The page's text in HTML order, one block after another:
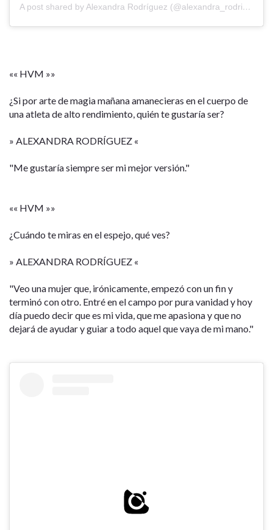
A post shared by Alexandra Rodríguez (@alexandra_rodriguez85)
«« HVM »»
¿Si por arte de magia mañana amanecieras en el cuerpo de
una atleta de alto rendimiento, quién te gustaría ser?
» ALEXANDRA RODRÍGUEZ «
"Me gustaría siempre ser mi mejor versión."
«« HVM »»
¿Cuándo te miras en el espejo, qué ves?
» ALEXANDRA RODRÍGUEZ «
"Veo una mujer que, irónicamente, empezó con un fin y
terminó con otro. Entré en el campo por pura vanidad y hoy
día puedo decir que es mi vida, que me apasiona y que no
dejará de ayudar y guiar a todo aquel que vaya de mi mano."